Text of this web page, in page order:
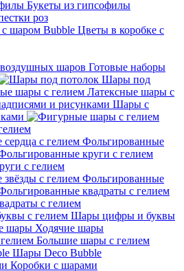
Букеты из гипсофилы
роз
Цветы в коробке с
Готовые наборы
Шары под
Латексные шары с
Шары с
Фольгированные
с гелием
Фольгированные
с гелием
Шары цифры и буквы
Ходячие шары
Большие шары с гелием
Шары Deco Bubble
Коробки с шарами